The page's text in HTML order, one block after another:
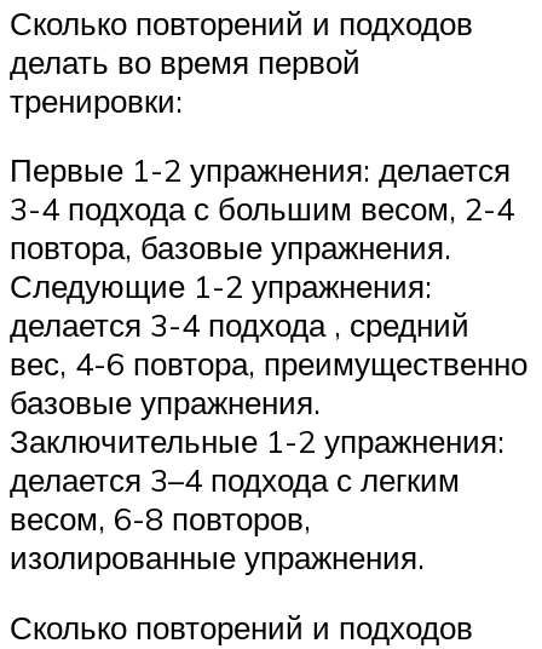
Сколько повторений и подходов
делать во время первой
тренировки:
Первые 1-2 упражнения: делается
3-4 подхода с большим весом, 2-4
повтора, базовые упражнения.
Следующие 1-2 упражнения:
делается 3-4 подхода , средний
вес, 4-6 повтора, преимущественно
базовые упражнения.
Заключительные 1-2 упражнения:
делается 3–4 подхода с легким
весом, 6-8 повторов,
изолированные упражнения.
Сколько повторений и подходов